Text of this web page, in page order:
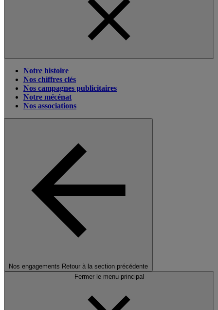
Notre histoire
Nos chiffres clés
Nos campagnes publicitaires
Notre mécénat
Nos associations
Nos engagements Retour à la section précédente
Fermer le menu principal